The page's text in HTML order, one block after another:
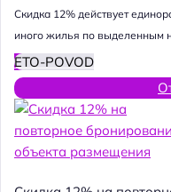
Cкидка 12% действует
иного жилья по выделенным
ETO-POVOD